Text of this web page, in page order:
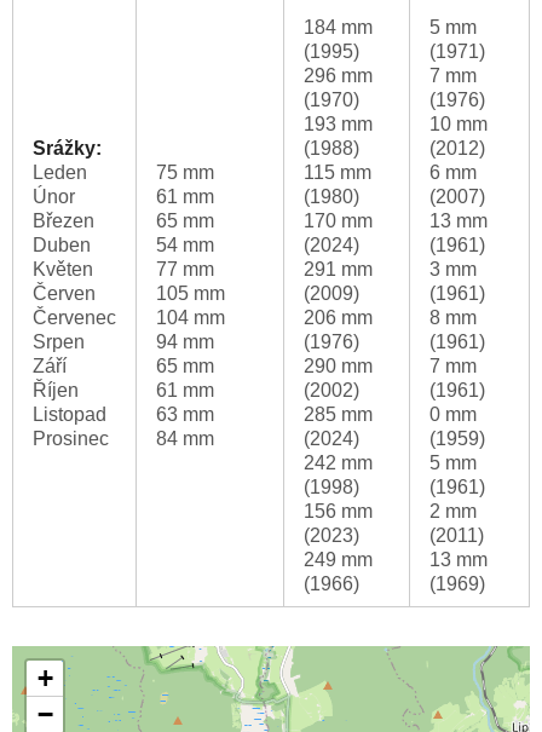
Srážky:
Leden
Únor
Březen
Duben
Květen
Červen
Červenec
Srpen
Září
Říjen
Listopad
Prosinec
75 mm
61 mm
65 mm
54 mm
77 mm
105 mm
104 mm
94 mm
65 mm
61 mm
63 mm
84 mm
184 mm
(1995)
296 mm
(1970)
193 mm
(1988)
115 mm
(1980)
170 mm
(2024)
291 mm
(2009)
206 mm
(1976)
290 mm
(2002)
285 mm
(2024)
242 mm
(1998)
156 mm
(2023)
249 mm
(1966)
5 mm
(1971)
7 mm
(1976)
10 mm
(2012)
6 mm
(2007)
13 mm
(1961)
3 mm
(1961)
8 mm
(1961)
7 mm
(1961)
0 mm
(1959)
5 mm
(1961)
2 mm
(2011)
13 mm
(1969)
+
−